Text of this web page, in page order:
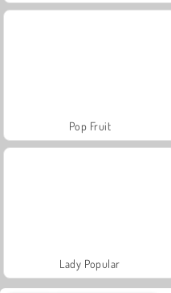
Pop Fruit
Lady Popular